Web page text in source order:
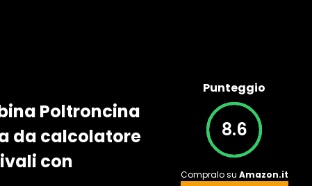
Poltroncina
da calcolatore
con
Punteggio
8.6
Compralo su Amazon.it